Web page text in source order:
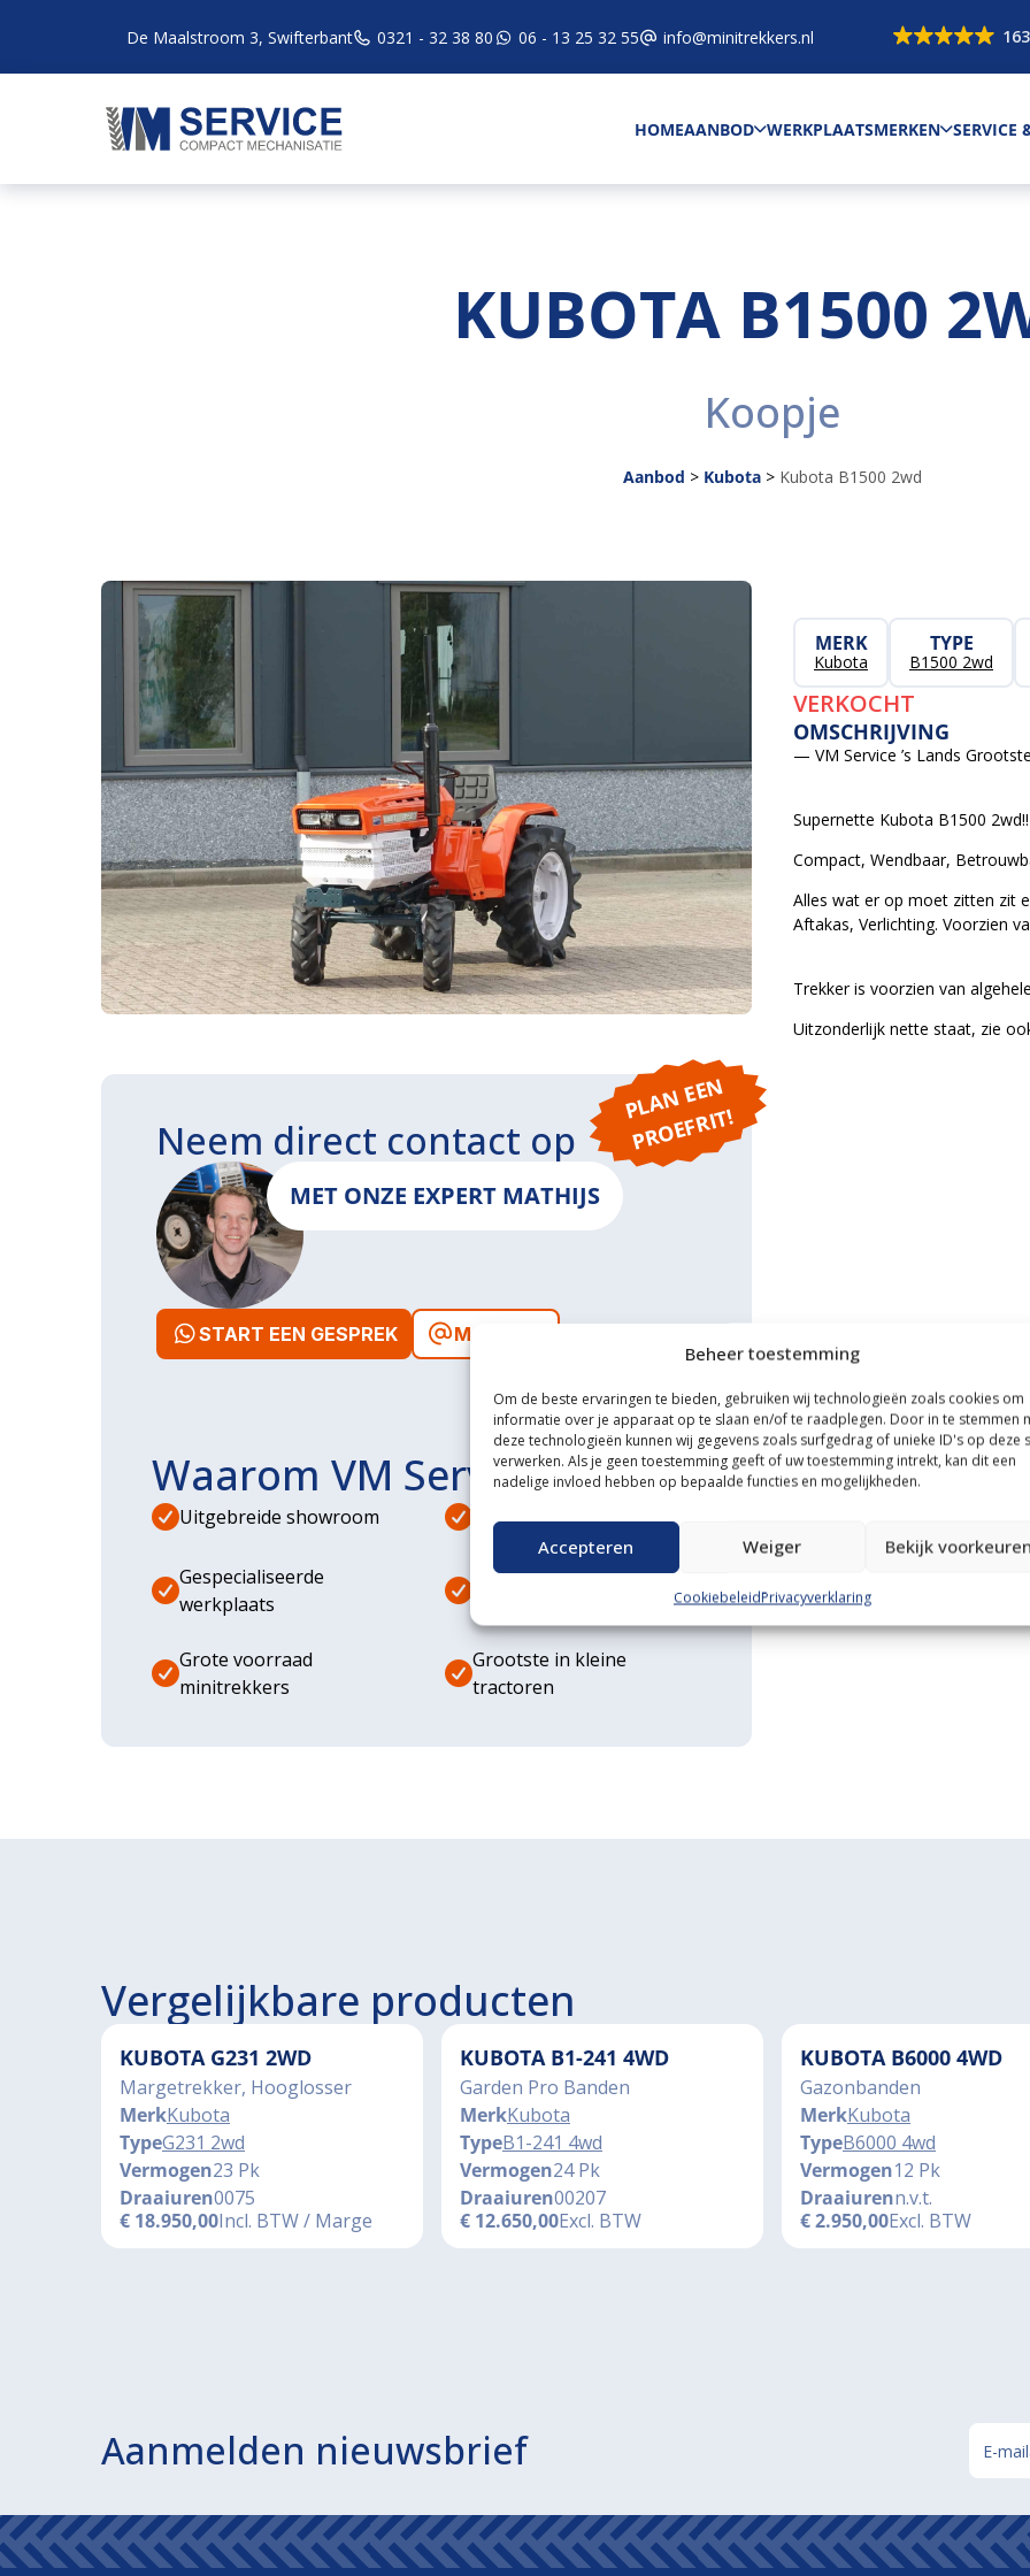
Beheer toestemming
Om de beste ervaringen te bieden, gebruiken wij technologieën zoals cookies om
informatie over je apparaat op te slaan en/of te raadplegen. Door in te stemmen
deze technologieën kunnen wij gegevens zoals surfgedrag of unieke ID's op deze
verwerken. Als je geen toestemming geeft of uw toestemming intrekt, kan dit een
nadelige invloed hebben op bepaalde functies en mogelijkheden.
Accepteren Weiger Bekijk voorkeuren
CookiebeleidPrivacyverklaring
De Maalstroom 3, Swifterbant 0321 - 32 38 80 06 - 13 25 32 55 info@minitrekkers.nl
HOMEAANBOD WERKPLAATSMERKEN SERVICE
KUBOTA B1500
Koopje
Aanbod > Kubota > Kubota B1500 2wd
MERK
Kubota
TYPE
B1500 2wd
VERKOCHT
OMSCHRIJVING
— VM Service ’s Lands
Supernette Kubota B1500 2wd!!
Compact, Wendbaar,
Alles wat er op moet zitten zit
Aftakas, Verlichting. Voorzien
Trekker is voorzien van
Uitzonderlijk nette staat, zie
P
L
A
N
E
E
N
P
R
O
E
F
RI
T!
Neem direct contact op
MET ONZE EXPERT MATHIJS
START EEN GESPREK MAIL ONS
Waarom VM Service
Uitgebreide showroom Eigen transportservice
Gespecialiseerde
werkplaats
Diverse
Grote voorraad
minitrekkers
Grootste in kleine
tractoren
Vergelijkbare producten
KUBOTA G231 2WD
Margetrekker, Hooglosser
MerkKubota
TypeG231 2wd
Vermogen23 Pk
Draaiuren0075
€ 18.950,00Incl. BTW / Marge
KUBOTA B1-241 4WD
Garden Pro Banden
MerkKubota
TypeB1-241 4wd
Vermogen24 Pk
Draaiuren00207
€ 12.650,00Excl. BTW
KUBOTA B6000 4WD
Gazonbanden
MerkKubota
TypeB6000 4wd
Vermogen12 Pk
Draaiurenn.v.t.
€2.950,00Excl. BTW
Aanmelden nieuwsbrief